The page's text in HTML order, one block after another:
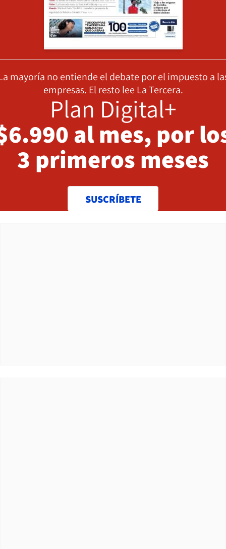
mayoría no entiende el debate por el impuesto a
empresas. El resto lee La Tercera.
Plan Digital+
al mes, por
3 primeros meses
SUSCRÍBETE